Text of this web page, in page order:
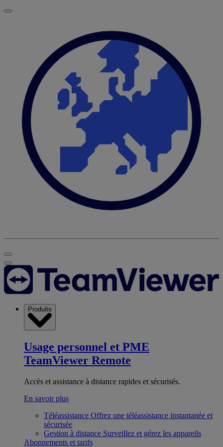
Produits
Usage personnel et PME
TeamViewer Remote
Accès et assistance à distance rapides et sécurisés.
En savoir plus
Téléassistance Offrez une téléassistance instantanée et
sécurisée
Gestion à distance Surveillez et gérez les appareils
Abonnements et tarifs